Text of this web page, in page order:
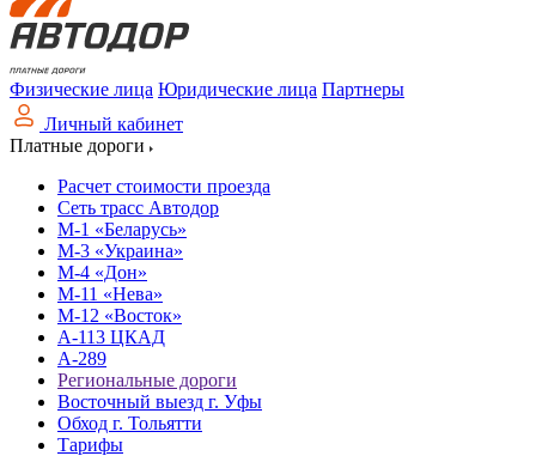
Физические лица Юридические лица Партнеры
Личный кабинет
Платные дороги
Расчет стоимости проезда
Сеть трасс Автодор
М-1 «Беларусь»
М-3 «Украина»
М-4 «Дон»
М-11 «Нева»
М-12 «Восток»
А-113 ЦКАД
А-289
Региональные дороги
Восточный выезд г. Уфы
Обход г. Тольятти
Тарифы